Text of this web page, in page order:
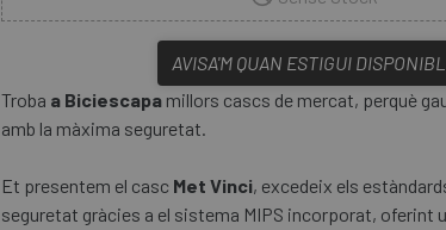
AVISA'M QUAN ESTIGUI
Troba a Biciescapa millors cascs de mercat, perquè
amb la màxima seguretat.
Et presentem el casc Met Vinci, excedeix els
seguretat gràcies a el sistema MIPS incorporat, oferint